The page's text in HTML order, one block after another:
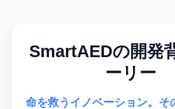
SmartAEDの開発
ーリー
命を救うイノベーション。そ